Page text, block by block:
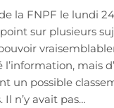
la FNPF le lundi
sur plusieurs
l’information, mais
un possible
n’y avait pas…